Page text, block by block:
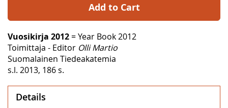
Add to Cart
Vuosikirja 2012 = Year Book 2012
Toimittaja - Editor Olli Martio
Suomalainen Tiedeakatemia
s.l. 2013, 186 s.
Details